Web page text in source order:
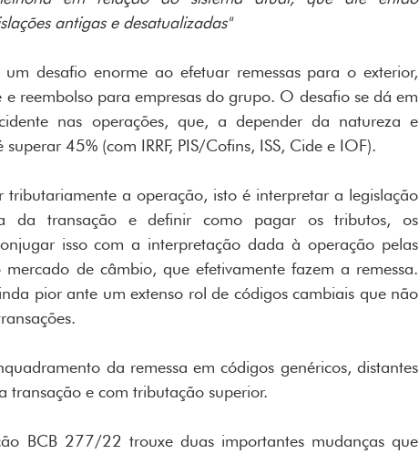
antigas e desatualizadas"
desafio enorme ao efetuar remessas para o exterior,
reembolso para empresas do grupo. O desafio se dá em
nas operações, que, a depender da natureza e
45% (com IRRF, PIS/Cofins, ISS, Cide e IOF).
a operação, isto é interpretar a legislação
da transação e definir como pagar os tributos, os
isso com a interpretação dada à operação pelas
de câmbio, que efetivamente fazem a remessa.
pior ante um extenso rol de códigos cambiais que não
da remessa em códigos genéricos, distantes
e com tributação superior.
BCB 277/22 trouxe duas importantes mudanças que